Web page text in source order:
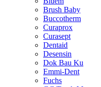
Brush Baby
Buccotherm
Curaprox
Curasept
Dentaid
Desensin
Dok Bau Ku
Emmi-Dent
Fuchs